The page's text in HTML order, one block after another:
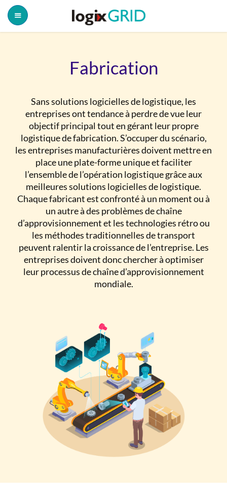
Fabrication
Sans solutions logicielles de logistique, les
entreprises ont tendance à perdre de vue leur
objectif principal tout en gérant leur propre
logistique de fabrication. S’occuper du scénario,
les entreprises manufacturières doivent mettre en
place une plate-forme unique et faciliter
l’ensemble de l’opération logistique grâce aux
meilleures solutions logicielles de logistique.
Chaque fabricant est confronté à un moment ou à
un autre à des problèmes de chaîne
d’approvisionnement et les technologies rétro ou
les méthodes traditionnelles de transport
peuvent ralentir la croissance de l’entreprise. Les
entreprises doivent donc chercher à optimiser
leur processus de chaîne d’approvisionnement
mondiale.